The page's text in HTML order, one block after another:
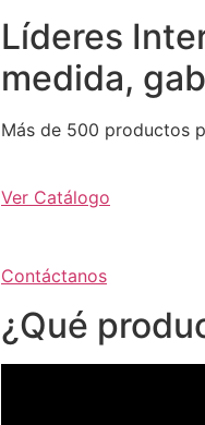
Líderes
medida,
Más de 500 productos
Ver Catálogo
Contáctanos
¿Qué